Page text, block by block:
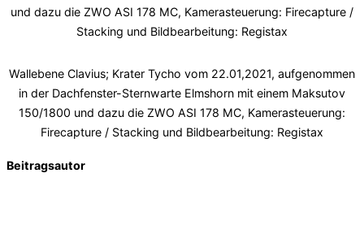
und dazu die ZWO ASI 178 MC, Kamerasteuerung: Firecapture /
Stacking und Bildbearbeitung: Registax
Wallebene Clavius; Krater Tycho vom 22.01,2021, aufgenommen
in der Dachfenster-Sternwarte Elmshorn mit einem Maksutov
150/1800 und dazu die ZWO ASI 178 MC, Kamerasteuerung:
Firecapture / Stacking und Bildbearbeitung: Registax
Beitragsautor